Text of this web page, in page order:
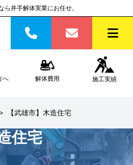
井手解体実業にお任せ。
へ 解体費用 施工実績
【武雄市】木造住宅
住宅